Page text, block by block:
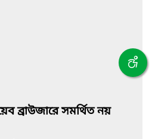
ব্রাউজারে সমর্থিত নয়